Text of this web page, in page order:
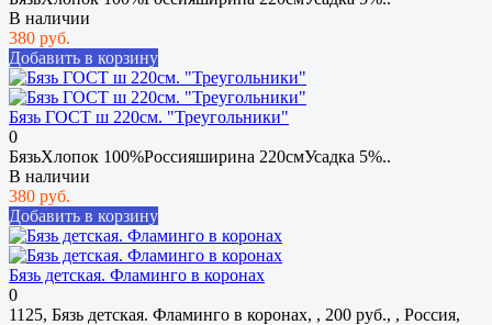
В наличии
380 руб.
Добавить в корзину
Бязь ГОСТ ш 220см. "Треугольники"
0
БязьХлопок 100%Россияширина 220смУсадка 5%..
В наличии
380 руб.
Добавить в корзину
Бязь детская. Фламинго в коронах
0
1125, Бязь детская. Фламинго в коронах, , 200 руб., , Россия,